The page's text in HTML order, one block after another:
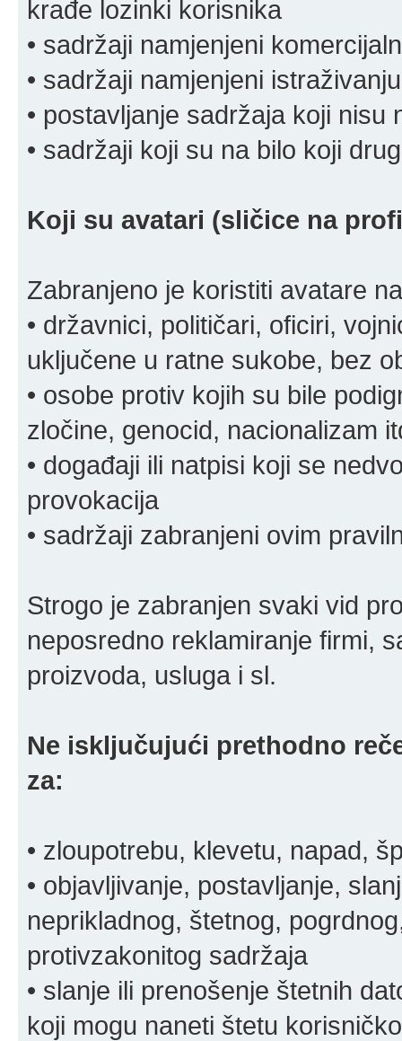
krađe lozinki korisnika
• sadržaji namjenjeni
• sadržaji namjenjeni
• postavljanje sadržaja koji
• sadržaji koji su na bilo koji
Koji su avatari (sličice na
Zabranjeno je koristiti avatare
• državnici, političari, oficiri,
uključene u ratne sukobe, bez
• osobe protiv kojih su bile
zločine, genocid, nacionalizam
• događaji ili natpisi koji se
provokacija
• sadržaji zabranjeni ovim
Strogo je zabranjen svaki vid
neposredno reklamiranje firmi,
proizvoda, usluga i sl.
Ne isključujući prethodno
za:
• zloupotrebu, klevetu, napad,
• objavljivanje, postavljanje,
neprikladnog, štetnog,
protivzakonitog sadržaja
• slanje ili prenošenje štetnih
koji mogu naneti štetu